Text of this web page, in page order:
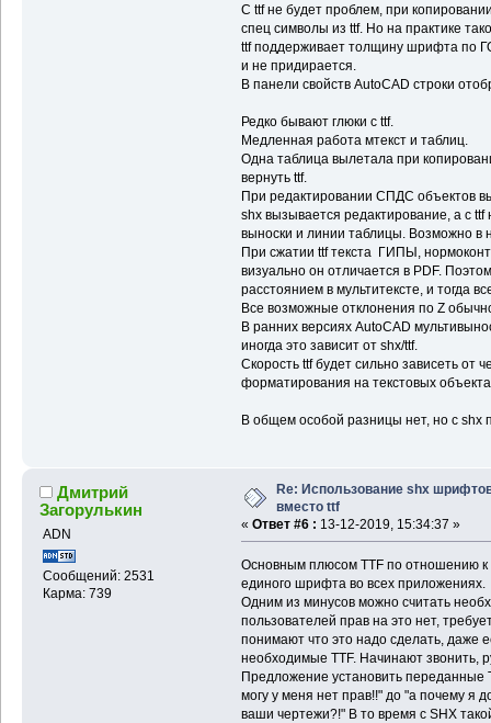
C ttf не будет проблем, при
спец символы из ttf. Но на практике
ttf поддерживает толщину шрифта по
и не придирается.
В панели свойств AutoCAD строки
Редко бывают глюки с ttf.
Медленная работа мтекст и таблиц.
Одна таблица вылетала при
вернуть ttf.
При редактировании СПДС объектов
shx вызывается редактирование, а с ttf
выноски и линии таблицы. Возможно в
При сжатии ttf текста ГИПЫ,
визуально он отличается в PDF.
расстоянием в мультитексте, и тогда
Все возможные отклонения по Z
В ранних версиях AutoCAD
иногда это зависит от shx/ttf.
Скорость ttf будет сильно зависеть от
форматирования на текстовых
В общем особой разницы нет, но с shx
Дмитрий
Загорулькин
ADN
Сообщений: 2531
Карма: 739
Re: Использование shx
вместо ttf
« Ответ #6 : 13-12-2019, 15:34:37 »
Основным плюсом TTF по отношению к
единого шрифта во всех приложениях.
Одним из минусов можно считать
пользователей прав на это нет,
понимают что это надо сделать, даже
необходимые TTF. Начинают звонить,
Предложение установить
могу у меня нет прав!!" до "а почему я
ваши чертежи?!" В то время с SHX